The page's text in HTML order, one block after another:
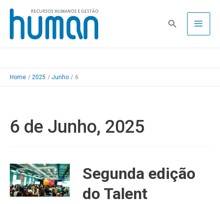
Skip
content
Pesquisa
Home 2025 Junho 6
6 de Junho, 2025
Segunda edição
do Talent